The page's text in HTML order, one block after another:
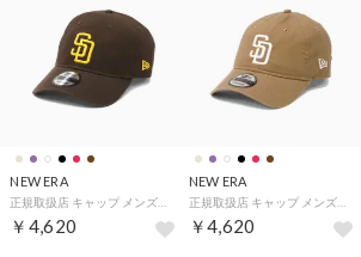
NEW ERA
￥4,620
NEW ERA
正規取扱店 キャップ メンズ レディース 深め ベースボール おしゃれ ブランド サイズ 無地 女性 男性 MLB 帽子 ベースボールキャップ 9TWENTY ウォッシュドコットン （パドレスカーキ）
￥4,620